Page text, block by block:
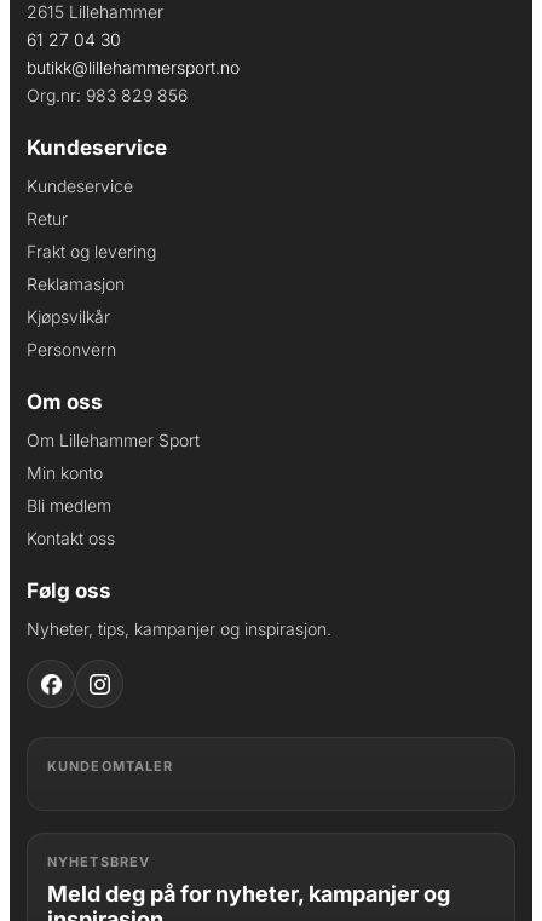
2615 Lillehammer
61 27 04 30
butikk@lillehammersport.no
Org.nr: 983 829 856
Kundeservice
Kundeservice
Retur
Frakt og levering
Reklamasjon
Kjøpsvilkår
Personvern
Om oss
Om Lillehammer Sport
Min konto
Bli medlem
Kontakt oss
Følg oss
Nyheter, tips, kampanjer og inspirasjon.
KUNDEOMTALER
NYHETSBREV
Meld deg på for nyheter, kampanjer og